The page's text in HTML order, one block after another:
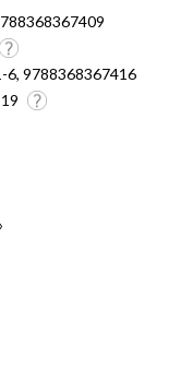
6, 9788368367416